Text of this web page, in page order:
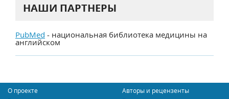
НАШИ ПАРТНЕРЫ
PubMed - национальная библиотека медицины на
английском
О проекте
Авторы и рецензенты